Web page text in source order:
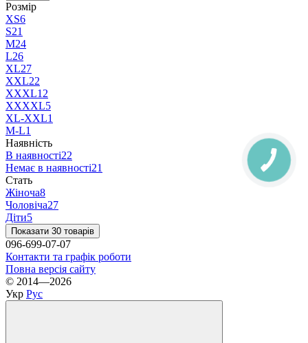
Розмір
XS6
S21
M24
L26
XL27
XXL22
XXXL12
XXXXL5
XL-XXL1
M-L1
Наявність
В наявності22
Немає в наявності21
Стать
Жіноча8
Чоловіча27
Діти5
Показати 30 товарів
096-699-07-07
Контакти та графік роботи
Повна версія сайту
© 2014—2026
Укр Рус